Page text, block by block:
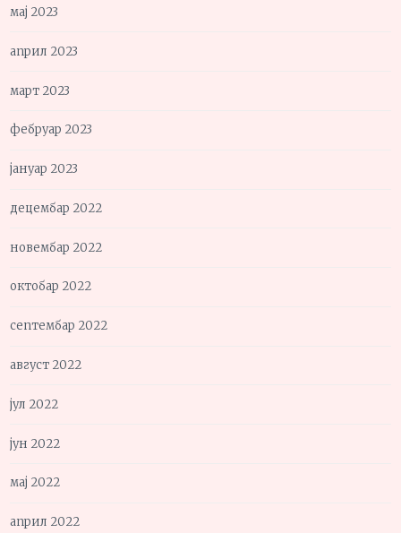
мај 2023
април 2023
март 2023
фебруар 2023
јануар 2023
децембар 2022
новембар 2022
октобар 2022
септембар 2022
август 2022
јул 2022
јун 2022
мај 2022
април 2022